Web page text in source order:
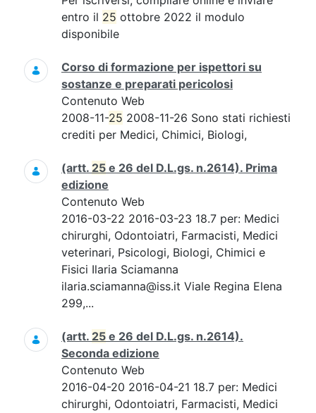
entro il 25 ottobre 2022 il modulo
disponibile
Corso di formazione per ispettori su
sostanze e preparati pericolosi
Contenuto Web
2008-11-25 2008-11-26 Sono stati richiesti
crediti per Medici, Chimici, Biologi,
(artt. 25 e 26 del D.L.gs. n.2614). Prima
edizione
Contenuto Web
2016-03-22 2016-03-23 18.7 per: Medici
chirurghi, Odontoiatri, Farmacisti, Medici
veterinari, Psicologi, Biologi, Chimici e
Fisici Ilaria Sciamanna
ilaria.sciamanna@iss.it Viale Regina Elena
299,...
(artt. 25 e 26 del D.L.gs. n.2614).
Seconda edizione
Contenuto Web
2016-04-20 2016-04-21 18.7 per: Medici
chirurghi, Odontoiatri, Farmacisti, Medici